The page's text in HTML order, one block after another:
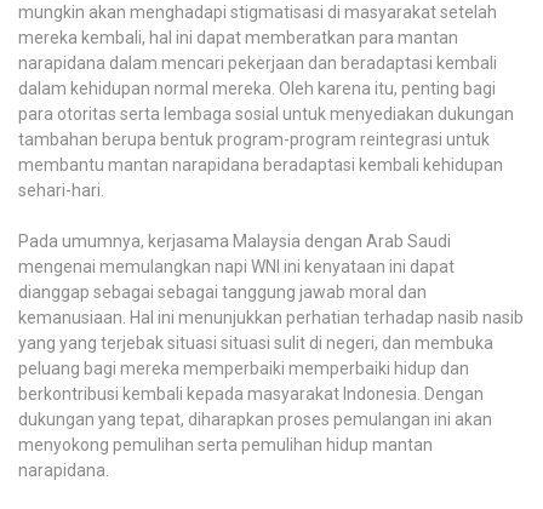
mungkin akan menghadapi stigmatisasi di masyarakat setelah
mereka kembali, hal ini dapat memberatkan para mantan
narapidana dalam mencari pekerjaan dan beradaptasi kembali
dalam kehidupan normal mereka. Oleh karena itu, penting bagi
para otoritas serta lembaga sosial untuk menyediakan dukungan
tambahan berupa bentuk program-program reintegrasi untuk
membantu mantan narapidana beradaptasi kembali kehidupan
sehari-hari.
Pada umumnya, kerjasama Malaysia dengan Arab Saudi
mengenai memulangkan napi WNI ini kenyataan ini dapat
dianggap sebagai sebagai tanggung jawab moral dan
kemanusiaan. Hal ini menunjukkan perhatian terhadap nasib nasib
yang yang terjebak situasi situasi sulit di negeri, dan membuka
peluang bagi mereka memperbaiki memperbaiki hidup dan
berkontribusi kembali kepada masyarakat Indonesia. Dengan
dukungan yang tepat, diharapkan proses pemulangan ini akan
menyokong pemulihan serta pemulihan hidup mantan
narapidana.